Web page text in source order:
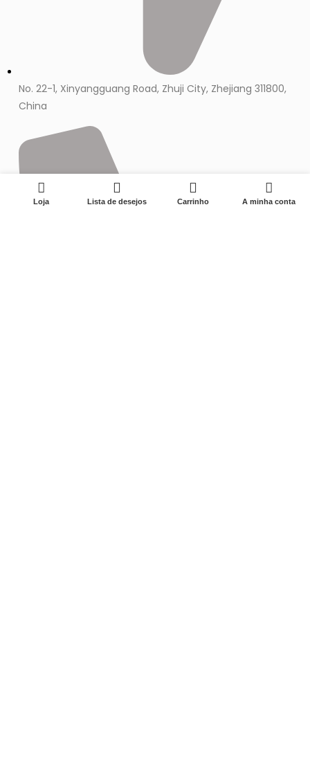
No. 22-1, Xinyangguang Road, Zhuji City, Zhejiang 311800,
China
Loja Lista de desejos Carrinho A minha conta